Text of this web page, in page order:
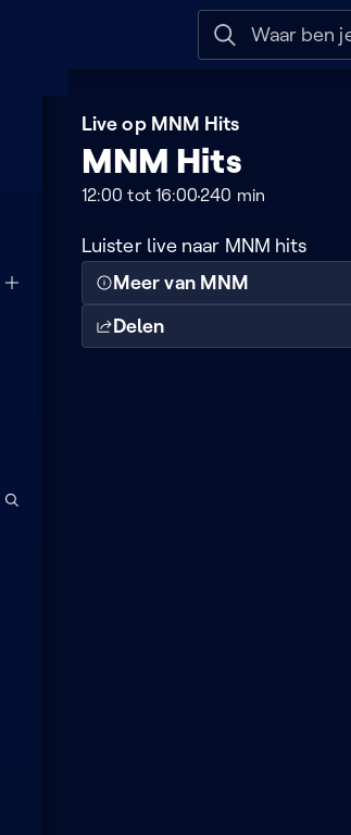
Naar help
MNM
Hits
Live op MNM Hits
MNM Hits
12:00 tot 16:00240 min
Luister live naar MNM hits
Meer van MNM
Delen